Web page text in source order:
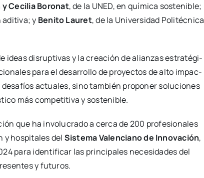
y Ceci­lia Boro­nat, de la UNED, en quí­mi­ca sos­te­ni­ble;
adi­ti­va; y Beni­to Lau­ret, de la Uni­ver­si­dad Poli­téc­ni­ca
ideas dis­rup­ti­vas y la crea­ción de alian­zas estra­té­gi­
para el desa­rro­llo de pro­yec­tos de alto impac­
actua­les, sino tam­bién pro­po­ner solu­cio­nes
más com­pe­ti­ti­va y sos­te­ni­ble.
que ha invo­lu­cra­do a cer­ca de 200 pro­fe­sio­na­les
y hos­pi­ta­les del Sis­te­ma Valen­ciano de Inno­va­ción,
para iden­ti­fi­car las prin­ci­pa­les nece­si­da­des del
y futu­ros.